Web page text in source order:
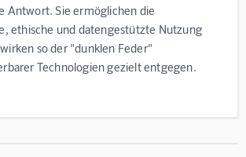
Antwort. Sie ermöglichen die
ethische und datengestützte Nutzung
so der "dunklen Feder"
Technologien gezielt entgegen.